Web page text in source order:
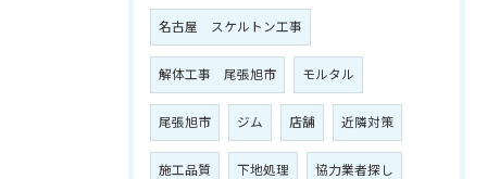
名古屋 スケルトン工事
解体工事 尾張旭市 モルタル
尾張旭市 ジム 店舗 近隣対策
施工品質 下地処理 協力業者探し